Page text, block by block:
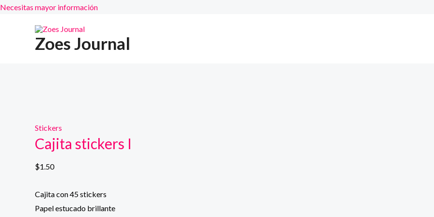
Necesitas mayor información
Zoes Journal
Stickers
Cajita stickers I
$1.50
Cajita con 45 stickers
Papel estucado brillante